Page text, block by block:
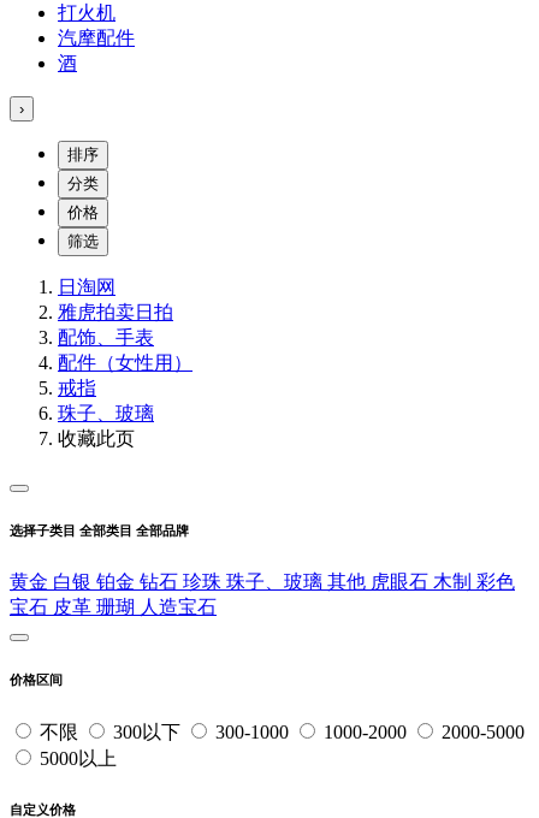
打火机
汽摩配件
酒
›
排序
分类
价格
筛选
日淘网
雅虎拍卖日拍
配饰、手表
配件（女性用）
戒指
珠子、玻璃
收藏此页
选择子类目 全部类目 全部品牌
黄金 白银 铂金 钻石 珍珠 珠子、玻璃 其他 虎眼石 木制 彩色
宝石 皮革 珊瑚 人造宝石
价格区间
不限 300以下 300-1000 1000-2000
2000-5000
5000以上
自定义价格